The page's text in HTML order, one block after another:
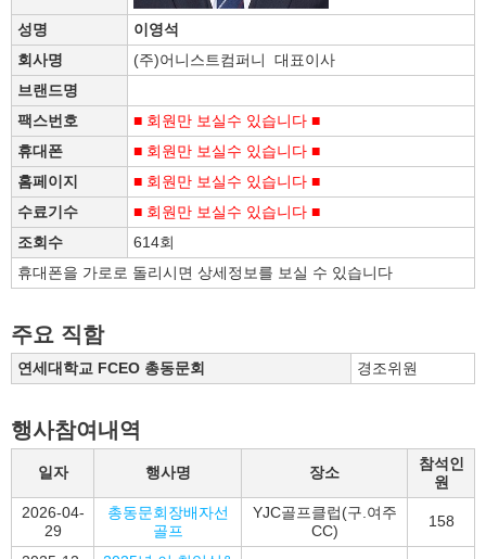
성명
이영석
회사명
(주)어니스트컴퍼니 대표이사
브랜드명
팩스번호
■ 회원만 보실수 있습니다 ■
휴대폰
■ 회원만 보실수 있습니다 ■
홈페이지
■ 회원만 보실수 있습니다 ■
수료기수
■ 회원만 보실수 있습니다 ■
조회수
614회
휴대폰을 가로로 돌리시면 상세정보를 보실 수 있습니다
주요 직함
연세대학교 FCEO 총동문회 경조위원
행사참여내역
일자 행사명 장소
참석인
원
2026-04-
29
총동문회장배자선
골프
YJC골프클럽(구.여주
CC)
158